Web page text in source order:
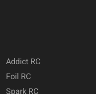
Addict RC
Foil RC